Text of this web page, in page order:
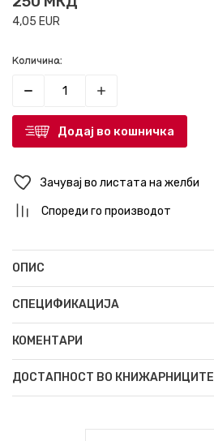
4,05 EUR
Количина:
Додај во кошничка
Зачувај во листата на желби
Спореди го производот
ОПИС
СПЕЦИФИКАЦИЈА
КОМЕНТАРИ
ДОСТАПНОСТ ВО КНИЖАРНИЦИТЕ